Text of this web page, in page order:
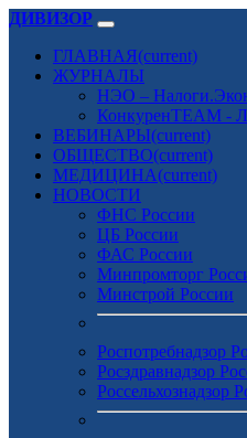
ДИВИЗОР
ГЛАВНАЯ(current)
ЖУРНАЛЫ
НЭО –
КонкуренTEAM -
ВЕБИНАРЫ(current)
ОБЩЕСТВО(current)
МЕДИЦИНА(current)
НОВОСТИ
ФНС России
ЦБ России
ФАС России
Минпромторг
Минстрой России
Роспотребнадзор
Росздравнадзор
Россельхознадзор